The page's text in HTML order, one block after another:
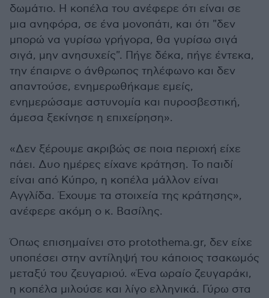
δωμάτιο. Η κοπέλα του ανέφερε ότι είναι σε
μια ανηφόρα, σε ένα μονοπάτι, και ότι "δεν
μπορώ να γυρίσω γρήγορα, θα γυρίσω σιγά
σιγά, μην ανησυχείς". Πήγε δέκα, πήγε έντεκα,
την έπαιρνε ο άνθρωπος τηλέφωνο και δεν
απαντούσε, ενημερωθήκαμε εμείς,
ενημερώσαμε αστυνομία και πυροσβεστική,
άμεσα ξεκίνησε η επιχείρηση».
«Δεν ξέρουμε ακριβώς σε ποια περιοχή είχε
πάει. Δυο ημέρες είχανε κράτηση. Το παιδί
είναι από Κύπρο, η κοπέλα μάλλον είναι
Αγγλίδα. Έχουμε τα στοιχεία της κράτησης»,
ανέφερε ακόμη ο κ. Βασίλης.
Όπως επισημαίνει στο protothema.gr, δεν είχε
υποπέσει στην αντίληψή του κάποιος τσακωμός
μεταξύ του ζευγαριού. «Ένα ωραίο ζευγαράκι,
η κοπέλα μιλούσε και λίγο ελληνικά. Γύρω στα